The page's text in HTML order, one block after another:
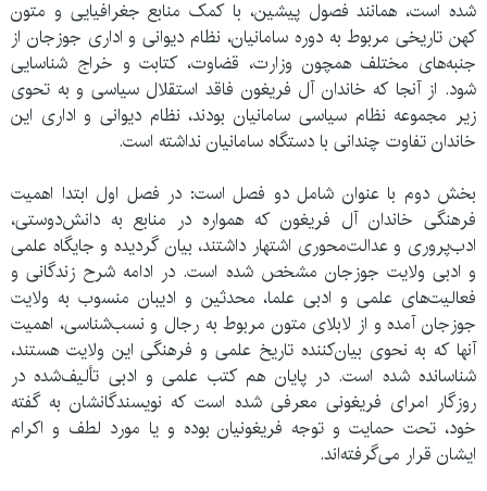
شده است، همانند فصول پیشین، با کمک منابع جغرافیایی و متون
کهن تاریخی مربوط به دوره سامانیان، نظام دیوانی و اداری جوزجان از
جنبه‌های مختلف همچون وزارت، قضاوت، کتابت و خراج شناسایی
شود. از آنجا که خاندان آل فریغون فاقد استقلال سیاسی و به تحوی
زیر مجموعه نظام سیاسی سامانیان بودند، نظام دیوانی و اداری این
خاندان تفاوت چندانی با دستگاه سامانیان نداشته است.
بخش دوم با عنوان شامل دو فصل است: در فصل اول ابتدا اهمیت
فرهنگی خاندان آل فریغون که همواره در منابع به دانش‌دوستی،
ادب‌پروری و عدالت‌محوری اشتهار داشتند، بیان گردیده و جایگاه علمی
و ادبی ولایت جوزجان مشخص شده است. در ادامه شرح زندگانی و
فعالیت‌های علمی و ادبی علما، محدثین و ادیبان منسوب به ولایت
جوزجان آمده و از لابلای متون مربوط به رجال و نسب‌شناسی، اهمیت
آنها که به نحوی بیان‌کننده تاریخ علمی و فرهنگی این ولایت هستند،
شناسانده شده است. در پایان هم کتب علمی و ادبی تألیف‌شده در
روزگار امرای فریغونی معرفی شده است که نویسند‌گانشان به گفته
خود، تحت حمایت و توجه فریغونیان بوده و یا مورد لطف و اکرام
ایشان قرار می‌گرفته‌اند.